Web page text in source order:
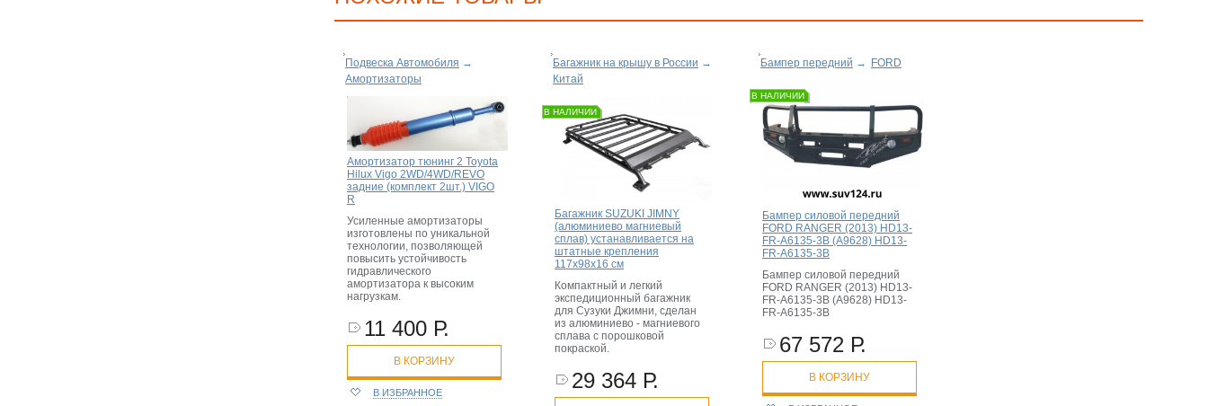
Подвеска Автомобиля →
Амортизаторы
Амортизатор тюнинг 2 Toyota
Hilux Vigo 2WD/4WD/REVO
задние (комплект 2шт.) VIGO
R
Усиленные амортизаторы
изготовлены по уникальной
технологии, позволяющей
повысить устойчивость
гидравлического
амортизатора к высоким
нагрузкам.
11 400 Р.
В КОРЗИНУ
В ИЗБРАННОЕ
Багажник на крышу в России →
Китай
В НАЛИЧИИ
Багажник SUZUKI JIMNY
(алюминиево магниевый
сплав) устанавливается на
штатные крепления
117x98x16 см
Компактный и легкий
экспедиционный багажник
для Сузуки Джимни, сделан
из алюминиево - магниевого
сплава с порошковой
покраской.
29 364 Р.
Бампер передний → FORD
В НАЛИЧИИ
Бампер силовой передний
FORD RANGER (2013) HD13-
FR-A6135-3B (A9628) HD13-
FR-A6135-3B
Бампер силовой передний
FORD RANGER (2013) HD13-
FR-A6135-3B (A9628) HD13-
FR-A6135-3B
67 572 Р.
В КОРЗИНУ